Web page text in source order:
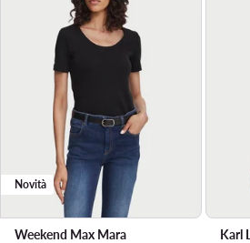
Novità
Weekend Max Mara
Karl